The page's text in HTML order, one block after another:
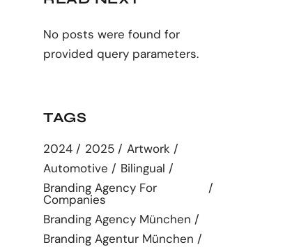
No posts were found for
provided query parameters.
TAGS
2024 2025
Artwork
Automotive
Bilingual
Branding Agency For
Companies
Branding Agency München
Branding Agentur München